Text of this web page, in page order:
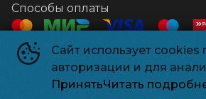
Сайт использует cookies
авторизации и для
ПринятьЧитать
Способы оплаты
Контакты
+7 918 541-18-18